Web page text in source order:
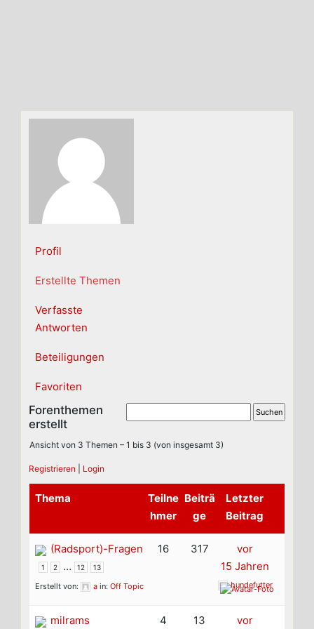
Profil
Erstellte Themen
Verfasste
Antworten
Beteiligungen
Favoriten
Forenthemen
erstellt
Ansicht von 3 Themen – 1 bis 3 (von insgesamt 3)
Registrieren Login
Thema
Teilne
hmer
Beiträ
ge
Letzter
Beitrag
(Radsport)-Fragen
1 2 … 12 13
Erstellt von: a in: Off Topic
16 317
vor
15 Jahren
hundefutter
milrams 4 13 vor